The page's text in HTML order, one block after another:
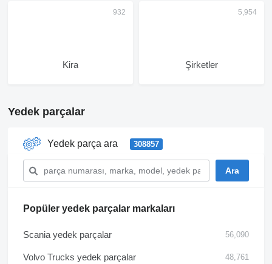
Kira Şirketler
Yedek parçalar
Yedek parça ara 308857
Popüler yedek parçalar markaları
Scania yedek parçalar 56,090
Volvo Trucks yedek parçalar 48,761